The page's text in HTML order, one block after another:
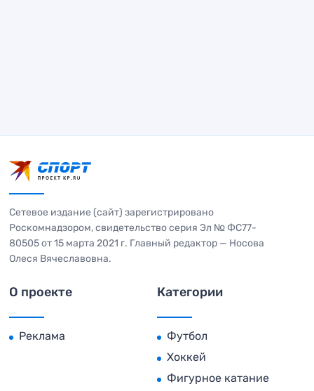
Сетевое издание (сайт) зарегистрировано
Роскомнадзором, свидетельство серия Эл № ФС77-
80505 от 15 марта 2021 г. Главный редактор — Носова
Олеся Вячеславовна.
О проекте
Реклама
Категории
Футбол
Хоккей
Фигурное катание